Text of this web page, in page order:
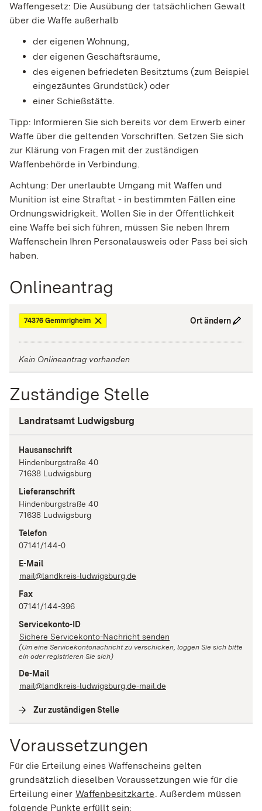
Waffengesetz: Die Ausübung der tatsächlichen Gewalt
über die Waffe außerhalb
der eigenen Wohnung,
der eigenen Geschäftsräume,
des eigenen befriedeten Besitztums (zum Beispiel
eingezäuntes Grundstück) oder
einer Schießstätte.
Tipp: Informieren Sie sich bereits vor dem Erwerb einer
Waffe über die geltenden Vorschriften. Setzen Sie sich
zur Klärung von Fragen mit der zuständigen
Waffenbehörde in Verbindung.
Achtung: Der unerlaubte Umgang mit Waffen und
Munition ist eine Straftat - in bestimmten Fällen eine
Ordnungswidrigkeit. Wollen Sie in der Öffentlichkeit
eine Waffe bei sich führen, müssen Sie neben Ihrem
Waffenschein Ihren Personalausweis oder Pass bei sich
haben.
Onlineantrag
74376 Gemmrigheim Ort ändern
Kein Onlineantrag vorhanden
Zuständige Stelle
Landratsamt Ludwigsburg
Hausanschrift
Hindenburgstraße 40
71638 Ludwigsburg
Lieferanschrift
Hindenburgstraße 40
71638 Ludwigsburg
Telefon
07141/144-0
E-Mail
mail@landkreis-ludwigsburg.de
Fax
07141/144-396
Servicekonto-ID
Sichere Servicekonto-Nachricht senden
(Um eine Servicekontonachricht zu verschicken, loggen Sie sich bitte
ein oder registrieren Sie sich)
De-Mail
mail@landkreis-ludwigsburg.de-mail.de
Zur zuständigen Stelle
Voraussetzungen
Für die Erteilung eines Waffenscheins gelten
grundsätzlich dieselben Voraussetzungen wie für die
Erteilung einer Waffenbesitzkarte. Außerdem müssen
folgende Punkte erfüllt sein: